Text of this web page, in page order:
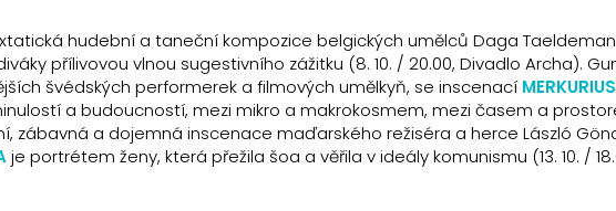
hudební a taneční kompozice belgických umělců Daga
přílivovou vlnou sugestivního zážitku (8. 10. / 20.00, Divadlo Archa).
švédských performerek a filmových umělkyň, se inscenací
a budoucností, mezi mikro a makrokosmem, mezi časem a
zábavná a dojemná inscenace maďarského režiséra a herce László
je portrétem ženy, která přežila šoa a věřila v ideály komunismu (13. 10. /